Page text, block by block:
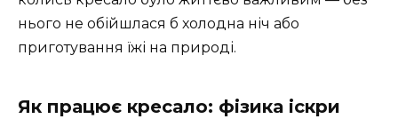
нього не обійшлася б холодна ніч або
приготування їжі на природі.
Як працює кресало: фізика іскри